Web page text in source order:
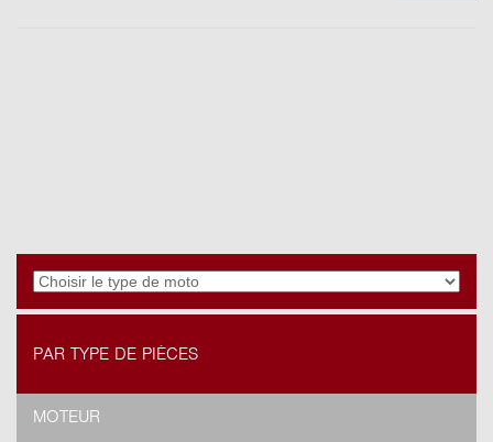
PAR TYPE DE PIÈCES
MOTEUR